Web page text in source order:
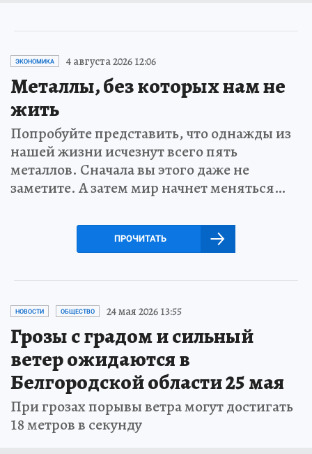
ЭКОНОМИКА 4 августа 2026 12:06
Металлы, без которых нам не
жить
Попробуйте представить, что однажды из
нашей жизни исчезнут всего пять
металлов. Сначала вы этого даже не
заметите. А затем мир начнет меняться…
ПРОЧИТАТЬ
НОВОСТИ ОБЩЕСТВО 24 мая 2026 13:55
Грозы с градом и сильный
ветер ожидаются в
Белгородской области 25 мая
При грозах порывы ветра могут достигать
18 метров в секунду